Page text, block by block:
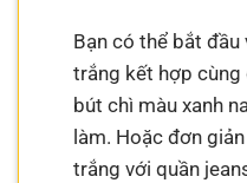
Bạn có thể bắt
trắng kết hợp cùng
bút chì màu xanh
làm. Hoặc đơn
trắng với quần